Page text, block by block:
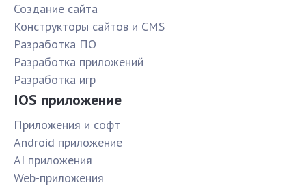
Создание сайта
Конструкторы сайтов и CMS
Разработка ПО
Разработка приложений
Разработка игр
IOS приложение
Приложения и софт
Android приложение
AI приложения
Web-приложения